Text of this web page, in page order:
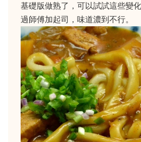
基礎版做熟了，可以試試這些變
過師傅加起司，味道濃到不行。